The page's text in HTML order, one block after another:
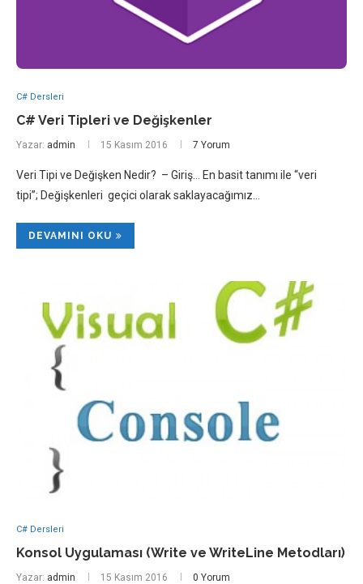
C# Dersleri
C# Veri Tipleri ve Değişkenler
Yazar: admin 15 Kasım 2016 7 Yorum
Veri Tipi ve Değişken Nedir? – Giriş… En basit tanımı ile “veri
tipi”; Değişkenleri geçici olarak saklayacağımız…
DEVAMINI OKU
C# Dersleri
Konsol Uygulaması (Write ve WriteLine Metodları)
Yazar: admin 15 Kasım 2016 0 Yorum